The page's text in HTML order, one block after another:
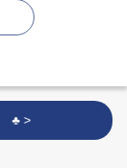
♣ >